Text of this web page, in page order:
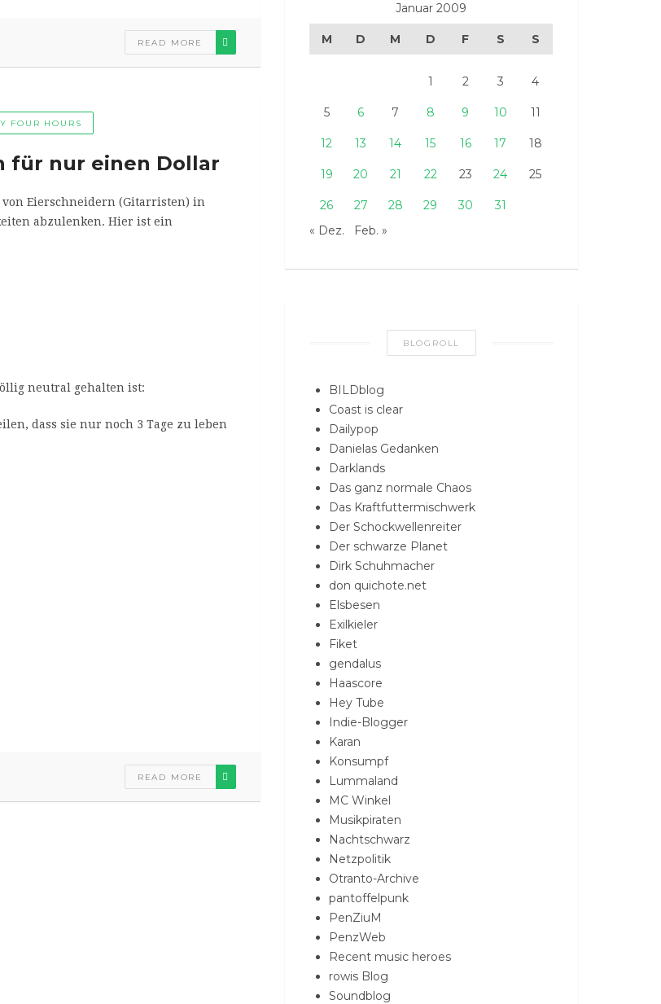
READ MORE
FOUR HOURS
für nur einen Dollar
Eierschneidern (Gitarristen) in
abzulenken. Hier ist ein
neutral gehalten ist:
dass sie nur noch 3 Tage zu leben
READ MORE
Januar 2009
M D M D F S S
1 2 3 4
5 6 7 8 9 10 11
12 13 14 15 16 17 18
19 20 21 22 23 24 25
26 27 28 29 30
31
« Dez.
Feb. »
BLOGROLL
BILDblog
Coast is clear
Dailypop
Danielas Gedanken
Darklands
Das ganz normale Chaos
Das Kraftfuttermischwerk
Der Schockwellenreiter
Der schwarze Planet
Dirk Schuhmacher
don quichote.net
Elsbesen
Exilkieler
Fiket
gendalus
Haascore
Hey Tube
Indie-Blogger
Karan
Konsumpf
Lummaland
MC Winkel
Musikpiraten
Nachtschwarz
Netzpolitik
Otranto-Archive
pantoffelpunk
PenZiuM
PenzWeb
Recent music heroes
rowis Blog
Soundblog